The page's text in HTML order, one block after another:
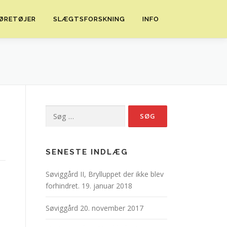
SLÆGTSFORSKNING INFO
efter:
SENESTE INDLÆG
Søviggård II, Brylluppet der ikke blev
forhindret. 19. januar 2018
Søviggård 20. november 2017